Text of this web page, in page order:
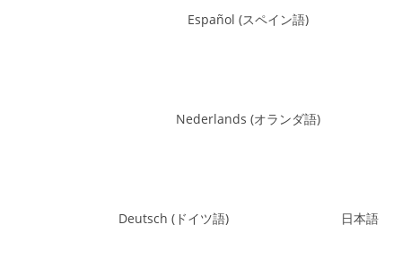
Español (スペイン語)
Nederlands (オランダ語)
Deutsch (ドイツ語) 日本語